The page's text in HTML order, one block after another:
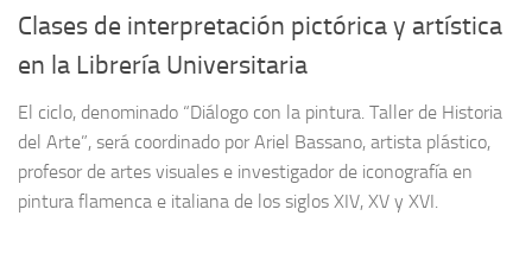
Clases de interpretación pictórica y artística
en la Librería Universitaria
El ciclo, denominado “Diálogo con la pintura. Taller de Historia
del Arte”, será coordinado por Ariel Bassano, artista plástico,
profesor de artes visuales e investigador de iconografía en
pintura flamenca e italiana de los siglos XIV, XV y XVI.